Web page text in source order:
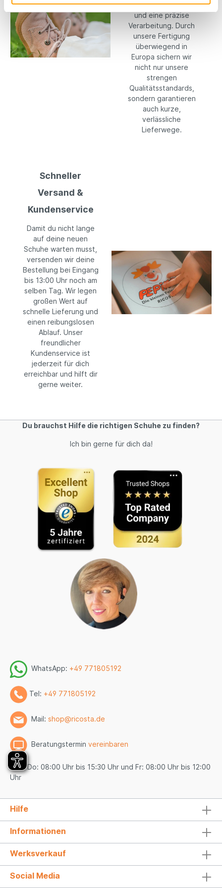
langlebige Materialien
und eine präzise
Verarbeitung. Durch
unsere Fertigung
überwiegend in
Europa sichern wir
nicht nur unsere
strengen
Qualitätsstandards,
sondern garantieren
auch kurze,
verlässliche
Lieferwege.
Schneller
Versand &
Kundenservice
Damit du nicht lange
auf deine neuen
Schuhe warten musst,
versenden wir deine
Bestellung bei Eingang
bis 13:00 Uhr noch am
selben Tag. Wir legen
großen Wert auf
schnelle Lieferung und
einen reibungslosen
Ablauf. Unser
freundlicher
Kundenservice ist
jederzeit für dich
erreichbar und hilft dir
gerne weiter.
Du brauchst Hilfe die richtigen Schuhe zu finden?
Ich bin gerne für dich da!
WhatsApp: +49 771805192
Tel: +49 771805192
Mail: shop@ricosta.de
Beratungstermin vereinbaren
Mo - Do: 08:00 Uhr bis 15:30 Uhr und Fr: 08:00 Uhr bis 12:00
Uhr
Hilfe
Informationen
Werksverkauf
Social Media